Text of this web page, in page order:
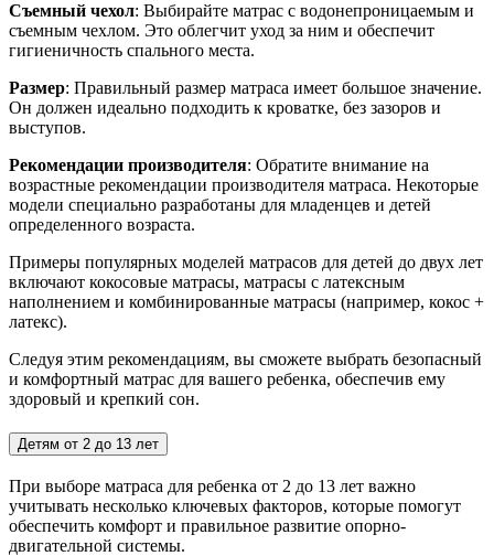
Съемный чехол: Выбирайте матрас с водонепроницаемым и
съемным чехлом. Это облегчит уход за ним и обеспечит
гигиеничность спального места.
Размер: Правильный размер матраса имеет большое значение.
Он должен идеально подходить к кроватке, без зазоров и
выступов.
Рекомендации производителя: Обратите внимание на
возрастные рекомендации производителя матраса. Некоторые
модели специально разработаны для младенцев и детей
определенного возраста.
Примеры популярных моделей матрасов для детей до двух лет
включают кокосовые матрасы, матрасы с латексным
наполнением и комбинированные матрасы (например, кокос +
латекс).
Следуя этим рекомендациям, вы сможете выбрать безопасный
и комфортный матрас для вашего ребенка, обеспечив ему
здоровый и крепкий сон.
Детям от 2 до 13 лет
При выборе матраса для ребенка от 2 до 13 лет важно
учитывать несколько ключевых факторов, которые помогут
обеспечить комфорт и правильное развитие опорно-
двигательной системы.